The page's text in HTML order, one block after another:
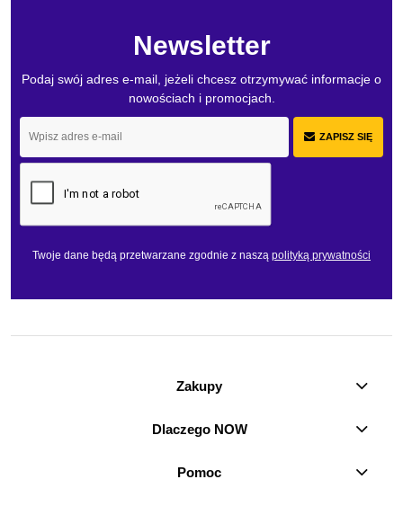
Newsletter
Podaj swój adres e-mail, jeżeli chcesz otrzymywać informacje o
nowościach i promocjach.
ZAPISZ SIĘ
Twoje dane będą przetwarzane zgodnie z naszą polityką prywatności
Zakupy
Dlaczego NOW
Pomoc